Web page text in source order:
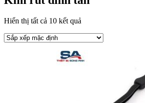
Hiển thị tất cả 10 kết quả